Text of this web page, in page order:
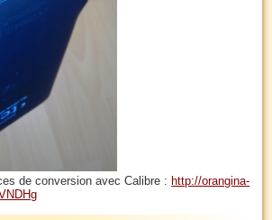
de conversion avec Calibre : http://orangina-